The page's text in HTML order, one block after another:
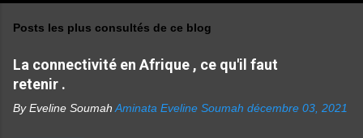
Posts les plus consultés de ce blog
La connectivité en Afrique , ce qu'il faut
retenir .
By Eveline Soumah Aminata Eveline Soumah décembre 03, 2021